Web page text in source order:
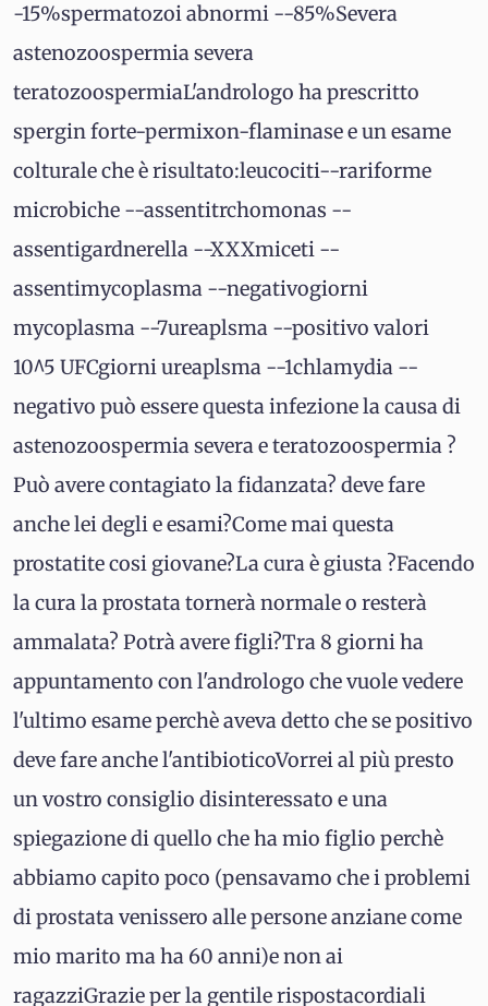
-15%spermatozoi abnormi --85%Severa
astenozoospermia severa
teratozoospermiaL'andrologo ha prescritto
spergin forte-permixon-flaminase e un esame
colturale che è risultato:leucociti--rariforme
microbiche --assentitrchomonas --
assentigardnerella --XXXmiceti --
assentimycoplasma --negativogiorni
mycoplasma --7ureaplsma --positivo valori
10^5 UFCgiorni ureaplsma --1chlamydia --
negativo può essere questa infezione la causa di
astenozoospermia severa e teratozoospermia ?
Può avere contagiato la fidanzata? deve fare
anche lei degli e esami?Come mai questa
prostatite cosi giovane?La cura è giusta ?Facendo
la cura la prostata tornerà normale o resterà
ammalata? Potrà avere figli?Tra 8 giorni ha
appuntamento con l'andrologo che vuole vedere
l'ultimo esame perchè aveva detto che se positivo
deve fare anche l'antibioticoVorrei al più presto
un vostro consiglio disinteressato e una
spiegazione di quello che ha mio figlio perchè
abbiamo capito poco (pensavamo che i problemi
di prostata venissero alle persone anziane come
mio marito ma ha 60 anni)e non ai
ragazziGrazie per la gentile rispostacordiali